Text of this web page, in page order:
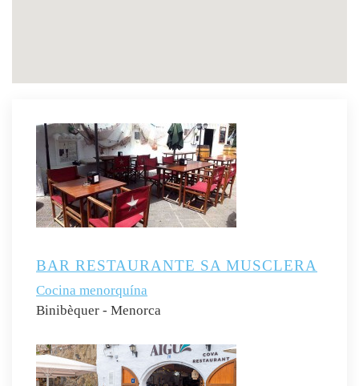
BAR RESTAURANTE SA MUSCLERA
Cocina menorquína
Binibèquer - Menorca